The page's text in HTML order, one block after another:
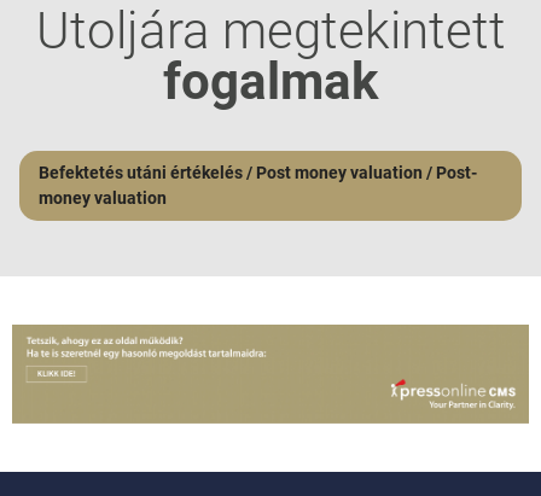
Utoljára megtekintett
fogalmak
Befektetés utáni értékelés / Post money valuation / Post-
money valuation